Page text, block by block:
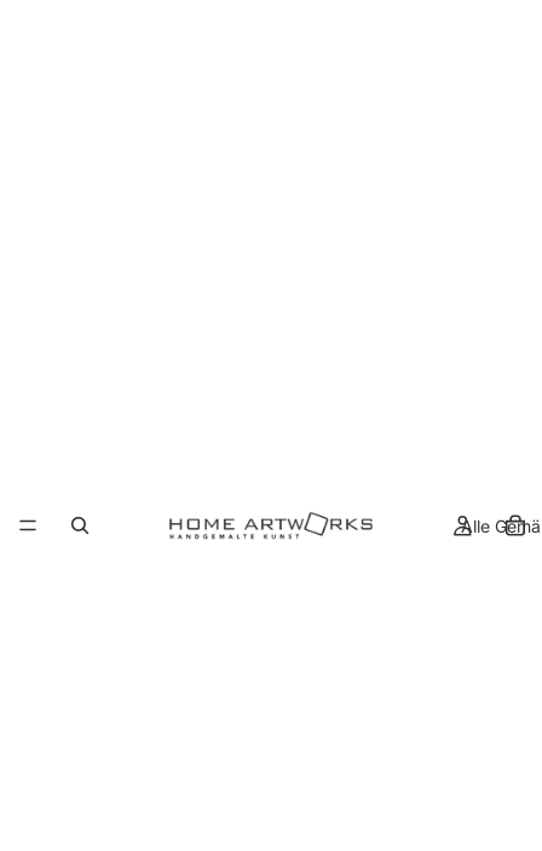
Alle